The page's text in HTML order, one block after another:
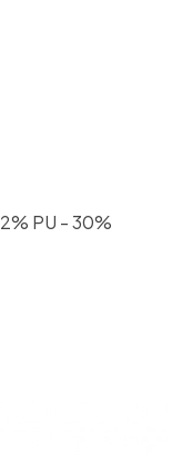
PU - 30%